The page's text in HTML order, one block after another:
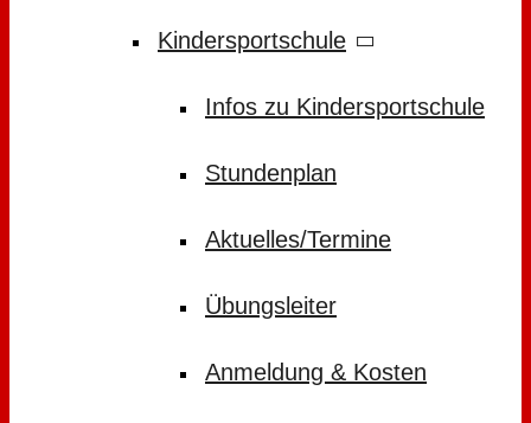
Kindersportschule
Infos zu Kindersportschule
Stundenplan
Aktuelles/Termine
Übungsleiter
Anmeldung & Kosten